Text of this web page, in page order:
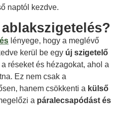
naptól kezdve.
lényege, hogy a meglévő
kerül be egy új szigetelő
réseket és hézagokat, ahol a
Ez nem csak a
hanem csökkenti a külső
a páralecsapódást és